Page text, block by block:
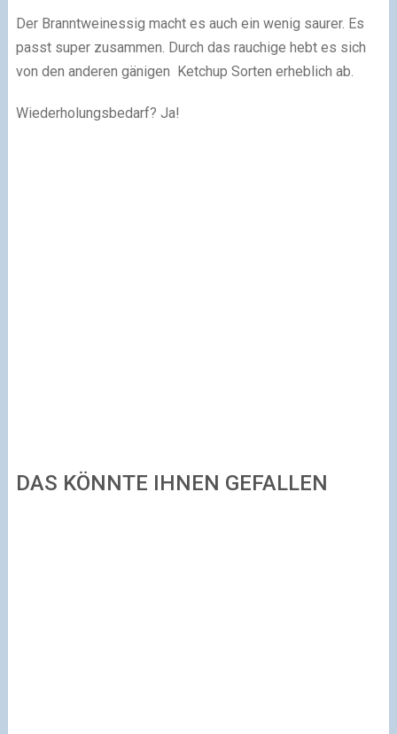
Der Branntweinessig macht es auch ein wenig saurer. Es
passt super zusammen. Durch das rauchige hebt es sich
von den anderen gänigen Ketchup Sorten erheblich ab.
Wiederholungsbedarf? Ja!
DAS KÖNNTE IHNEN GEFALLEN